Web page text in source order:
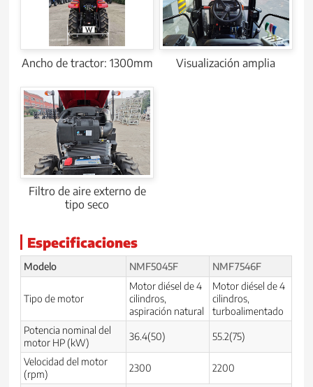
Ancho de tractor: 1300mm Visualización amplia
Filtro de aire externo de
tipo seco
Especificaciones
Modelo NMF5045F NMF7546F
Tipo de motor
Motor diésel de 4
cilindros,
aspiración natural
Motor diésel de 4
cilindros,
turboalimentado
Potencia nominal del
motor HP (kW)
36.4(50) 55.2(75)
Velocidad del motor
(rpm)
2300 2200